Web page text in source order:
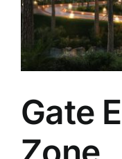
Gate